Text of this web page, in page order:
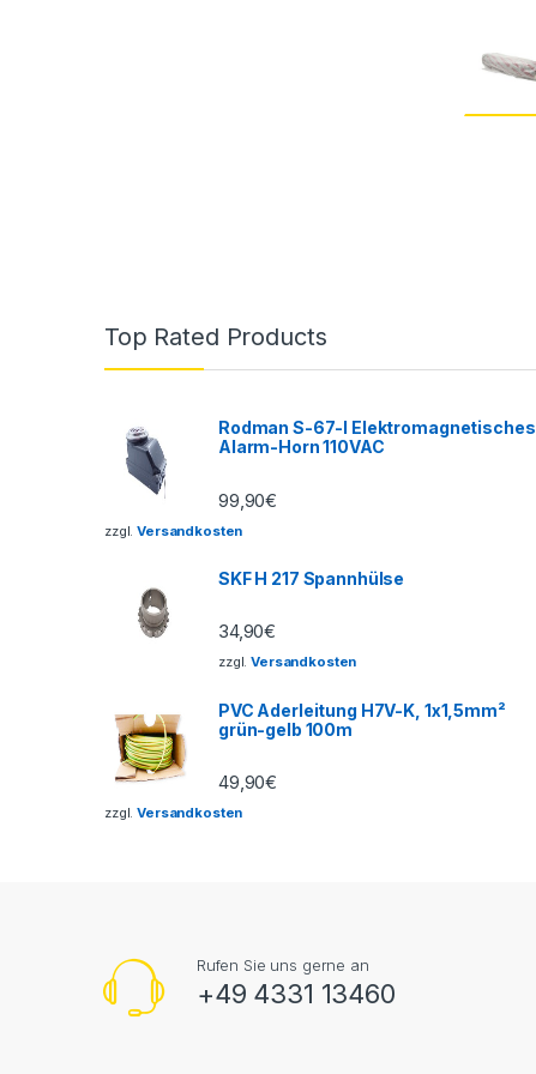
Top Rated Products
Rodman S-67-I Elektromagnetisches
Alarm-Horn 110VAC
99,90€
zzgl.Versandkosten
SKF H 217 Spannhülse
34,90€
zzgl.Versandkosten
PVC Aderleitung H7V-K, 1x1,5mm²
grün-gelb 100m
49,90€
zzgl.Versandkosten
Rufen Sie uns gerne an
+49 4331 13460